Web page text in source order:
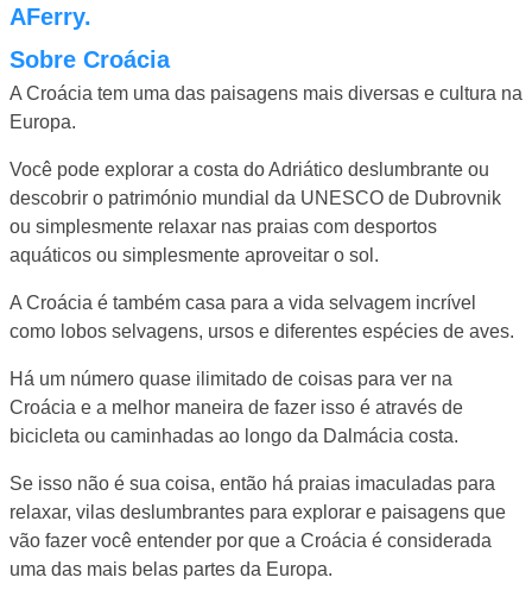
AFerry.
Sobre Croácia
A Croácia tem uma das paisagens mais diversas e cultura na
Europa.
Você pode explorar a costa do Adriático deslumbrante ou
descobrir o património mundial da UNESCO de Dubrovnik
ou simplesmente relaxar nas praias com desportos
aquáticos ou simplesmente aproveitar o sol.
A Croácia é também casa para a vida selvagem incrível
como lobos selvagens, ursos e diferentes espécies de aves.
Há um número quase ilimitado de coisas para ver na
Croácia e a melhor maneira de fazer isso é através de
bicicleta ou caminhadas ao longo da Dalmácia costa.
Se isso não é sua coisa, então há praias imaculadas para
relaxar, vilas deslumbrantes para explorar e paisagens que
vão fazer você entender por que a Croácia é considerada
uma das mais belas partes da Europa.